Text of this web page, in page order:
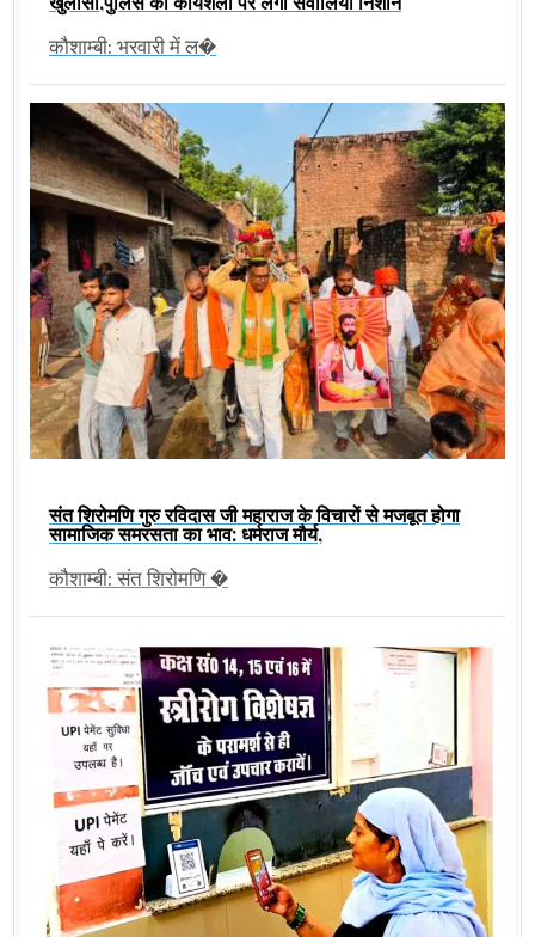
कौशाम्बी: भरवारी में ल�
संत शिरोमणि गुरु रविदास जी महाराज के विचारों से मजबूत होगा
सामाजिक समरसता का भाव: धर्मराज मौर्य,
कौशाम्बी: संत शिरोमणि �